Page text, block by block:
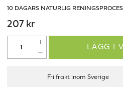
10 DAGARS NATURLIG
207 kr
LÄGG I
Fri frakt inom Sverige